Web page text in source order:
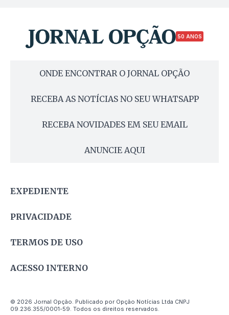
50 ANOS
ONDE ENCONTRAR O JORNAL OPÇÃO
RECEBA AS NOTÍCIAS NO SEU WHATSAPP
RECEBA NOVIDADES EM SEU EMAIL
ANUNCIE AQUI
EXPEDIENTE
PRIVACIDADE
TERMOS DE USO
ACESSO INTERNO
© 2026 Jornal Opção. Publicado por Opção Notícias Ltda CNPJ
09.236.355/0001-59. Todos os direitos reservados.